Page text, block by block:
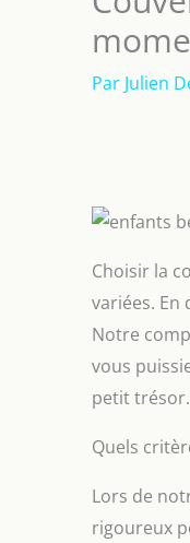
Par Julien
Choisir la
variées.
Notre
vous
petit trésor.
Quels
Lors de
rigoureux